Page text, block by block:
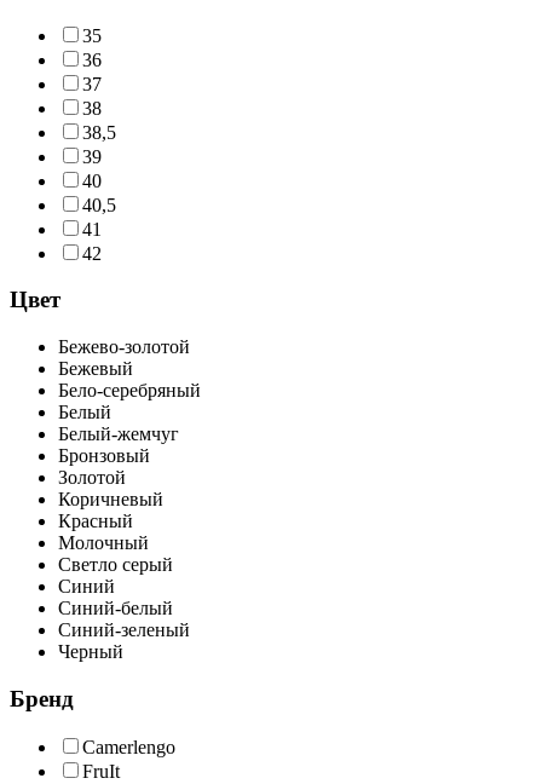
35
36
37
38
38,5
39
40
40,5
41
42
Цвет
Бежево-золотой
Бежевый
Бело-серебряный
Белый
Белый-жемчуг
Бронзовый
Золотой
Коричневый
Красный
Молочный
Светло серый
Синий
Синий-белый
Синий-зеленый
Черный
Бренд
Camerlengo
FruIt